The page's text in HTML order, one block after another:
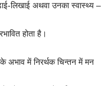
लिखाई अथवा उनका स्वास्थ्य –
होता है।
अभाव में निरर्थक चिन्तन में मन